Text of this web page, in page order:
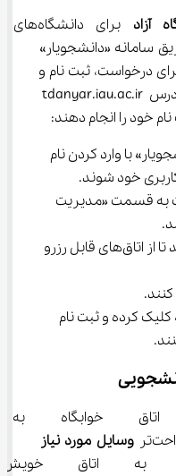
آزاد
برای دانشگاه‌های
سامانه «دانشجویار»
برای درخواست، ثبت نام و
خود را انجام دهند:
با وارد کردن نام
خود شوند.
قسمت «مدیریت
عبارت «اتاق» را انتخاب نمایند تا از اتاق‌های قابل رزرو
کلیک کرده و ثبت نام
خوابگاه
وسایل مورد نیاز
اتاق خویش